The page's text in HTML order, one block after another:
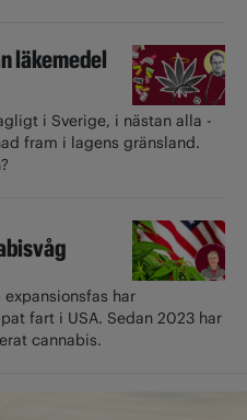
läkemedel
i ­Sverige, i nästan alla
fram i lagens gränsland.
expansionsfas har
fart i USA. Sedan 2023 har
cannabis.